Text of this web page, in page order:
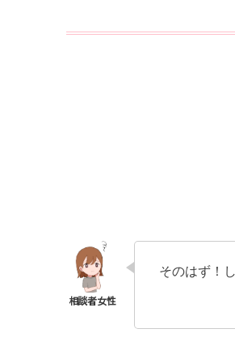
そのはず！